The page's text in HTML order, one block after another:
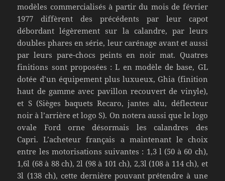
modèles commercialisés à partir du mois de février
1977 diffèrent des précédents par leur capot
débordant légèrement sur la calandre, par leurs
doubles phares en série, leur carénage avant et aussi
par leurs pare-chocs peints en noir mat. Quatres
finitions sont proposées : L en modèle de base, GL
dotée d’un équipement plus luxueux, Ghia (finition
haut de gamme avec pavillon recouvert de vinyle),
et S (Sièges baquets Recaro, jantes alu, déflecteur
noir à l’arrière et logo S). On notera aussi que le logo
ovale Ford orne désormais les calandres des
Capri. L’acheteur français a maintenant le choix
entre les motorisations suivantes : 1,3 l (50 à 60 ch),
1,6l (68 à 88 ch), 2l (98 à 101 ch), 2,3l (108 à 114 ch), et
3l (138 ch), cette dernière pouvant prétendre à une